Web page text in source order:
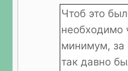
Чтоб это
необходимо
минимум, за
так давно